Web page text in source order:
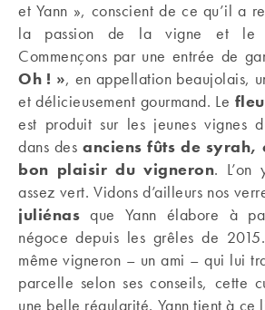
et Yann », conscient de ce qu’il a
la passion de la vigne et le
Commençons par une entrée de
Oh ! », en appellation beaujolais,
et délicieusement gourmand. Le
est produit sur les jeunes vignes
dans des anciens fûts de
bon plaisir du vigneron. L’on
assez vert. Vidons d’ailleurs nos
juliénasque Yann élabore à
négoce depuis les grêles de
même vigneron – un ami – qui lui
parcelle selon ses conseils, cette
une belle régularité. Yann tient à ce